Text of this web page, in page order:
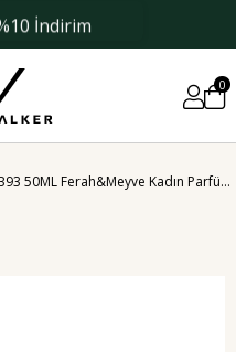
İndirim
0
David Walker BLAST B93 50ML Ferah&Meyve Kadın Parfüm